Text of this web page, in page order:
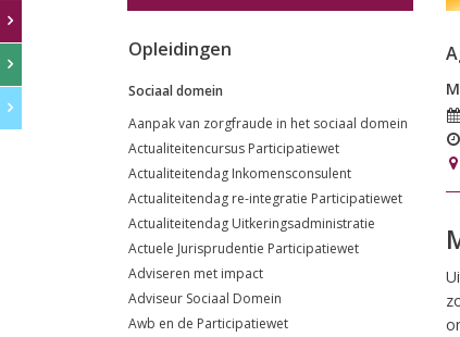
Opleidingen
Sociaal domein
Aanpak van zorgfraude in het sociaal domein
Actualiteitencursus Participatiewet
Actualiteitendag Inkomensconsulent
Actualiteitendag re-integratie Participatiewet
Actualiteitendag Uitkeringsadministratie
Actuele Jurisprudentie Participatiewet
Adviseren met impact
Adviseur Sociaal Domein
Awb en de Participatiewet